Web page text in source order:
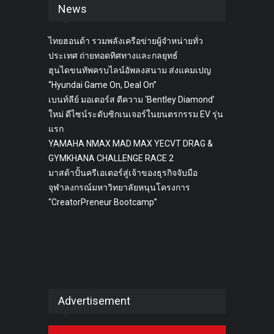
News
ไทยฮอนด้า รวมพลังเครือข่ายผู้จำหน่ายทั่ว
ประเทศ ถ่ายทอดทิศทางและกลยุทธ์
ฮุนไดขนทัพครบไลน์อัพลงสนาม ส่งแคมเปญ
“Hyundai Game On, Deal On”
เบนท์ลีย์ มอเตอร์ส ตีความ ‘Bentley Diamond’
ใหม่ ดีไซน์ระดับซิกเนเจอร์ในยนตรกรรม EV รุ่น
แรก
YAMAHA NMAX MAD MAX YECVT DRAG &
GYMKHANA CHALLENGE RACE 2
มาสด้าปั้นครีเอเตอร์สู่เจ้าของธุรกิจจับมือ
จุฬาลงกรณ์มหาวิทยาลัยหนุนโครงการ
“CreatorPreneur Bootcamp”
Advertisement